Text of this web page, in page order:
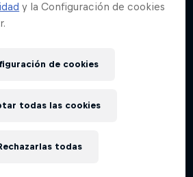
where you will find an
of two-wheel films,
y la Configuración de cookies
de cookies
todas
todas las cookies